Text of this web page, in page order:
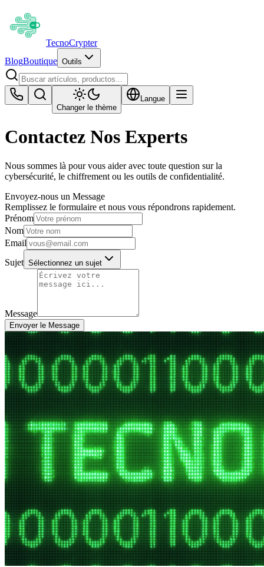
TecnoCrypter
BlogBoutique Outils
Changer le thème
Langue
Contactez Nos Experts
Nous sommes là pour vous aider avec toute question sur la
cybersécurité, le chiffrement ou les outils de confidentialité.
Envoyez-nous un Message
Remplissez le formulaire et nous vous répondrons rapidement.
Prénom
Nom
Email
Sujet Sélectionnez un sujet
Message
Envoyer le Message